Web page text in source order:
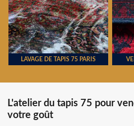
LAVAGE DE TAPIS 75 PARIS
L'atelier du tapis 75 pour
votre goût